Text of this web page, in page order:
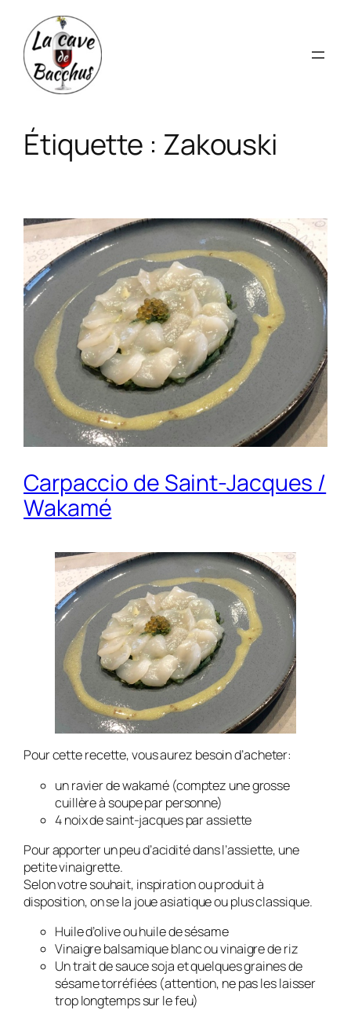
contenu
Étiquette : Zakouski
Carpaccio de Saint-Jacques /
Wakamé
Pour cette recette, vous aurez besoin d’acheter:
un ravier de wakamé (comptez une grosse
cuillère à soupe par personne)
4 noix de saint-jacques par assiette
Pour apporter un peu d’acidité dans l’assiette, une
petite vinaigrette.
Selon votre souhait, inspiration ou produit à
disposition, on se la joue asiatique ou plus classique.
Huile d’olive ou huile de sésame
Vinaigre balsamique blanc ou vinaigre de riz
Un trait de sauce soja et quelques graines de
sésame torréfiées (attention, ne pas les laisser
trop longtemps sur le feu)